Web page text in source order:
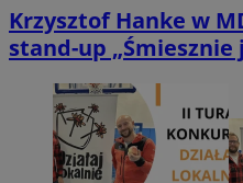
Krzysztof Hanke w
stand-up „Śmiesznie